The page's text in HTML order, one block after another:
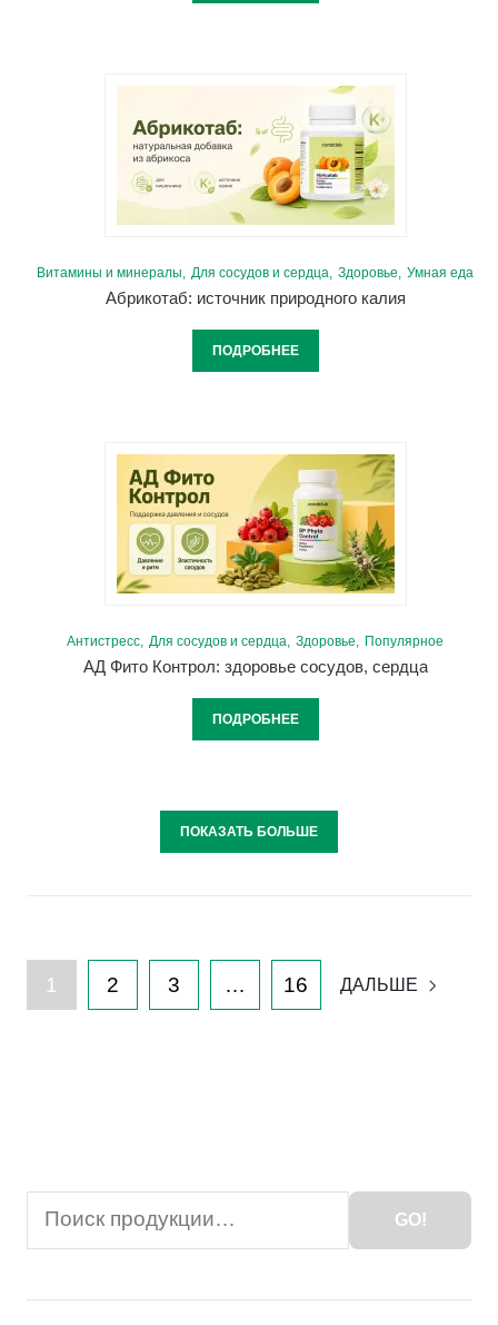
Витамины и минералы Для сосудов и сердца Здоровье Умная еда
Абрикотаб: источник природного калия
ПОДРОБНЕЕ
Антистресс Для сосудов и сердца Здоровье Популярное
АД Фито Контрол: здоровье сосудов, сердца
ПОДРОБНЕЕ
ПОКАЗАТЬ БОЛЬШЕ
1 2 3 … 16 ДАЛЬШЕ
for:
GO!